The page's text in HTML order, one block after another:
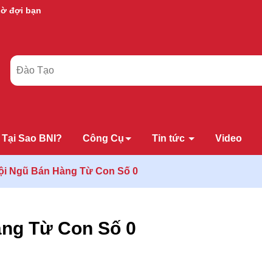
đợi bạn
Tại Sao BNI? Công Cụ Tin tức Video
Ngũ Bán Hàng Từ Con Số 0
Từ Con Số 0